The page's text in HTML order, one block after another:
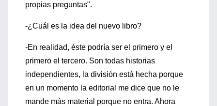
propias preguntas".
-¿Cuál es la idea del nuevo libro?
-En realidad, éste podría ser el primero y el
primero el tercero. Son todas historias
independientes, la división está hecha porque
en un momento la editorial me dice que no le
mande más material porque no entra. Ahora